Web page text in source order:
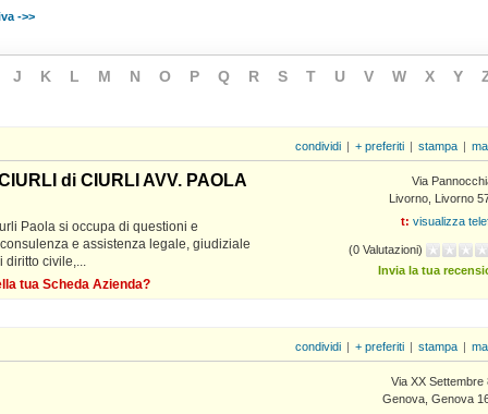
->>
J K L M N O P Q R S T U V W X Y
condividi + preferiti stampa
di CIURLI AVV. PAOLA
Paola si occupa di questioni e
e assistenza legale, giudiziale
diritto civile,...
tua Scheda Azienda?
Via
Livorno, Livorno
t: visualizza
(0 Valutazioni)
Invia la tua
condividi + preferiti stampa
Via XX Settembre
Genova, Genova